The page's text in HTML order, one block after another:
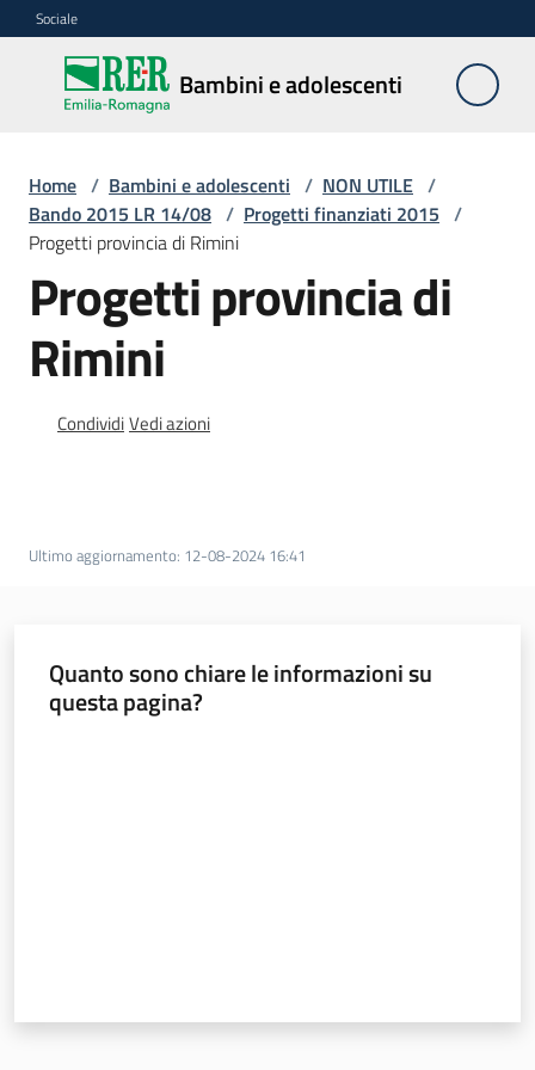
Vai al contenuto
Vai alla navigazione
Vai al footer
Sociale
Bambini e adolescenti
Bambini e
adolescenti
Accoglienza,
tutela
sostegno
soggiorni
socioeducativi
ricerca
Home / Bambini e adolescenti / NON UTILE /
Bando 2015 LR 14/08 / Progetti finanziati 2015 /
Progetti provincia di Rimini
Progetti provincia di
Rimini
CondividiVedi azioni
Ultimo aggiornamento: 12-08-2024 16:41
Quanto sono chiare le informazioni su
questa pagina?